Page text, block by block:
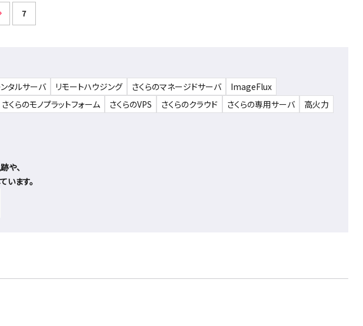
7
タルサーバ リモートハウジング さくらのマネージドサーバ
ImageFlux
さくらのモノプラットフォーム さくらのVPS さくらのクラウド さくらの専用サーバ
高火力
や、
ます。